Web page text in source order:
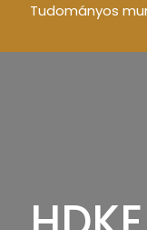
Tudományos